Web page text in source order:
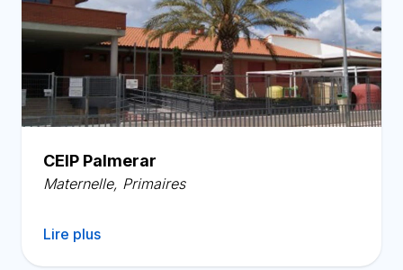
CEIP Palmerar
Maternelle, Primaires
Lire plus